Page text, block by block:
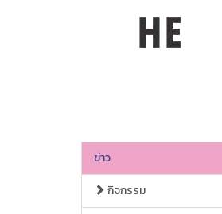
ข่าว
กิจกรรม